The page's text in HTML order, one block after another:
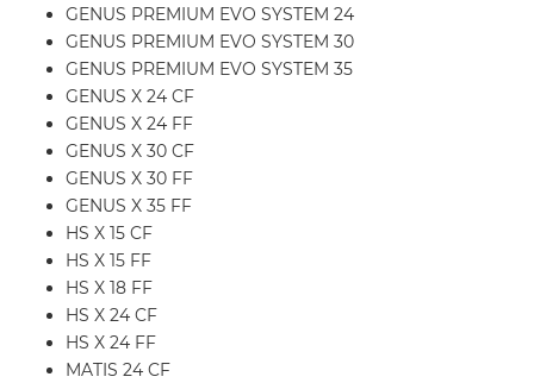
GENUS PREMIUM EVO SYSTEM 24
GENUS PREMIUM EVO SYSTEM 30
GENUS PREMIUM EVO SYSTEM 35
GENUS X 24 CF
GENUS X 24 FF
GENUS X 30 CF
GENUS X 30 FF
GENUS X 35 FF
HS X 15 CF
HS X 15 FF
HS X 18 FF
HS X 24 CF
HS X 24 FF
MATIS 24 CF